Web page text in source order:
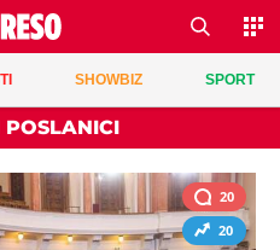
SHOWBIZ SPORT
20
20